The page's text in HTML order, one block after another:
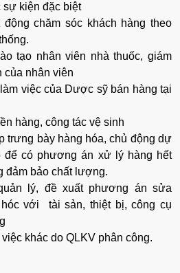
sự kiện đặc biệt
chăm sóc khách hàng theo
tạo nhân viên nhà thuốc, giám
của nhân viên
việc của Dược sỹ bán hàng tại
hàng, công tác vệ sinh
trưng bày hàng hóa, chủ động dự
để có phương án xử lý hàng hết
đảm bảo chất lượng.
lý, đề xuất phương án sửa
với tài sản, thiệt bị, công cụ
khác do QLKV phân công.